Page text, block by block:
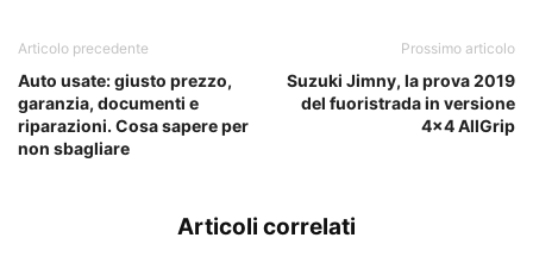
Articolo precedente
Auto usate: giusto prezzo,
garanzia, documenti e
riparazioni. Cosa sapere per
non sbagliare
Prossimo articolo
Suzuki Jimny, la prova 2019
del fuoristrada in versione
4×4 AllGrip
Articoli correlati